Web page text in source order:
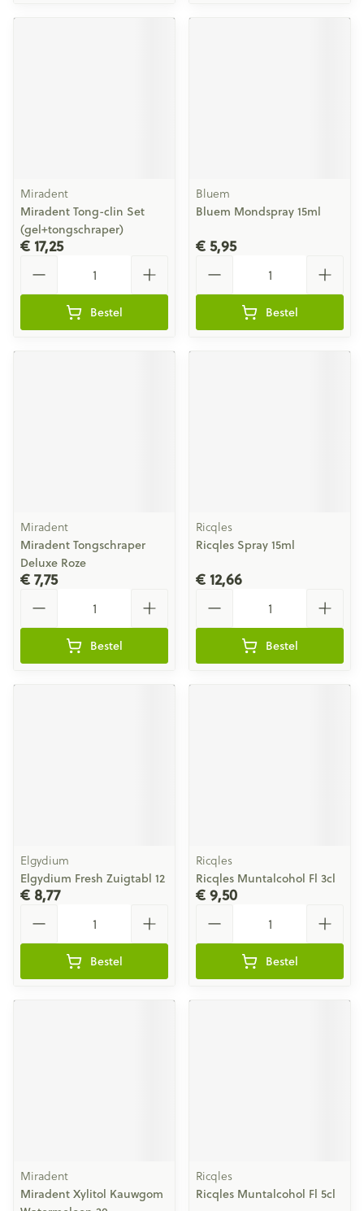
Miradent
Miradent Tong-clin Set
(gel+tongschraper)
€ 17,25
Bestel
Bluem
Bluem Mondspray 15ml
€ 5,95
Bestel
Miradent
Miradent Tongschraper
Deluxe Roze
€ 7,75
Bestel
Ricqles
Ricqles Spray 15ml
€ 12,66
Bestel
Elgydium
Elgydium Fresh Zuigtabl 12
€ 8,77
Bestel
Ricqles
Ricqles Muntalcohol Fl 3cl
€ 9,50
Bestel
Miradent
Miradent Xylitol Kauwgom
Ricqles
Ricqles Muntalcohol Fl 5cl